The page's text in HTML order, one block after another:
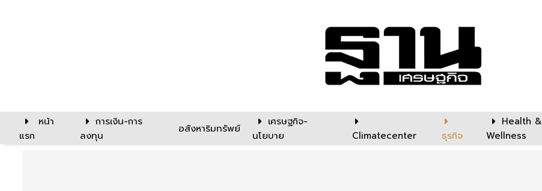
หน้า
แรก
การเงิน-การ
ลงทุน
อสังหาริมทรัพย์
เศรษฐกิจ-
นโยบาย
Climatecenter ธุรกิจ
Health &
Wellness